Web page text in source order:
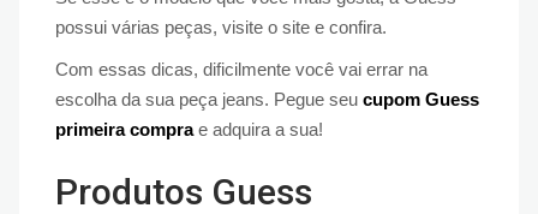
possui várias peças, visite o site e confira.
Com essas dicas, dificilmente você vai errar na
escolha da sua peça jeans. Pegue seu cupom Guess
primeira comprae adquira a sua!
Produtos Guess